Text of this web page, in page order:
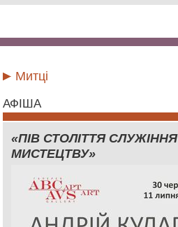
Митці
АФІША
«ПІВ СТОЛІТТЯ СЛУЖІННЯ
МИСТЕЦТВУ»